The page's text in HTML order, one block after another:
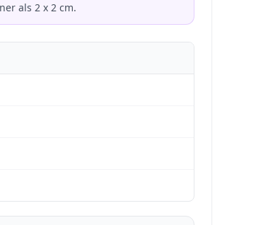
als 2 x 2 cm.